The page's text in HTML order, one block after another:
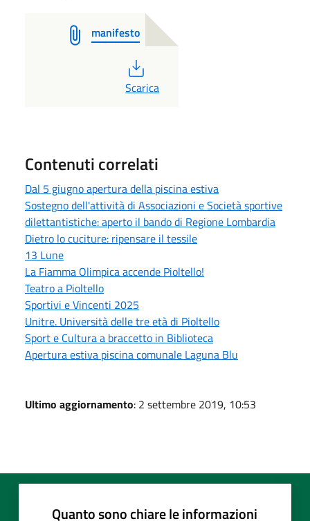
manifesto
PDF
Scarica
Contenuti correlati
Dal 5 giugno apertura della piscina estiva
Sostegno dell'attività di Associazioni e Società sportive
dilettantistiche: aperto il bando di Regione Lombardia
Dietro lo cuciture: ripensare il tessile
13 Lune
La Fiamma Olimpica accende Pioltello!
Teatro a Pioltello
Sportivi e Vincenti 2025
Unitre. Università delle tre età di Pioltello
Sport e Cultura a braccetto in Biblioteca
Apertura estiva piscina comunale Laguna Blu
Ultimo aggiornamento: 2 settembre 2019, 10:53
Quanto sono chiare le informazioni